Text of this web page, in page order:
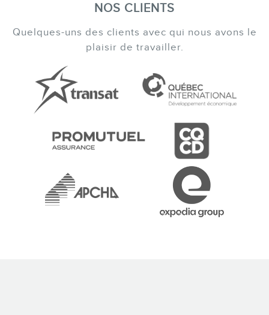
NOS CLIENTS
Quelques-uns des clients avec qui nous avons le
plaisir de travailler.